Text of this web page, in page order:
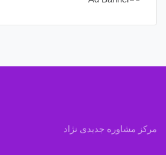
مرکز مشاوره جدیدی نژاد